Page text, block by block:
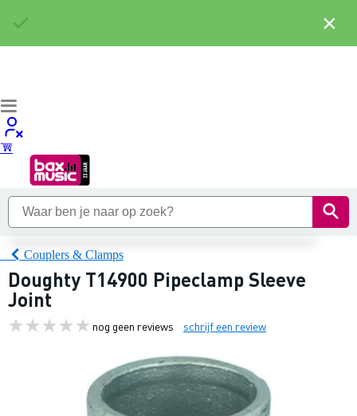
Couplers & Clamps
Doughty T14900 Pipeclamp Sleeve
Joint
nog geen reviews schrijf een review
×